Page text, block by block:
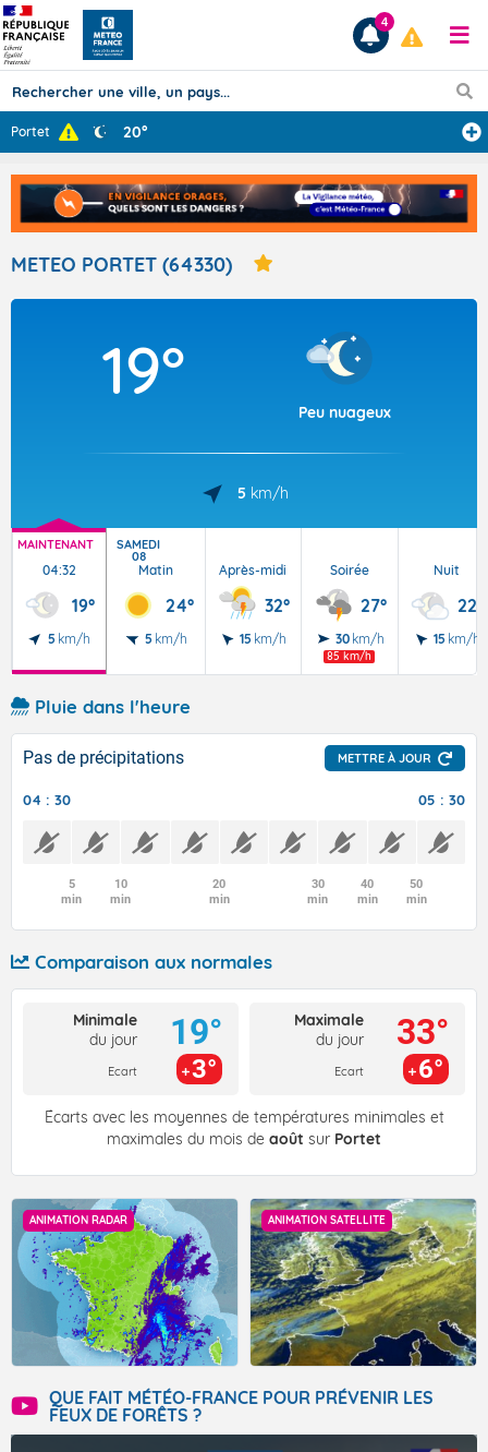
Prévisions
TOUS LES RÉSULTATS
Articles
4
Portet 20°
METEO PORTET (64330)
19°
Peu nuageux
5 km/h
MAINTENANT
04:32
19°
5 km/h
SAMEDI
08
Matin
24°
5 km/h
Après-midi
32°
15 km/h
Soirée
27°
30 km/h
85 km/h
Nuit
22°
15 km/h
Pluie dans l'heure
Pas de précipitations METTRE À JOUR
04 : 30 05 : 30
5
min
10
min
20
min
30
min
40
min
50
min
Comparaison aux normales
Minimale
du jour
Ecart
19°
3°
Maximale
du jour
Ecart
33°
6°
Écarts avec les moyennes de températures minimales et
maximales du mois de août sur Portet
ANIMATION RADAR ANIMATION SATELLITE
QUE FAIT MÉTÉO-FRANCE POUR PRÉVENIR LES
FEUX DE FORÊTS ?